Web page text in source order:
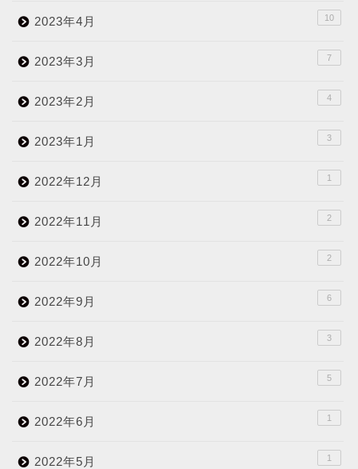
2023年4月 10
2023年3月 7
2023年2月 4
2023年1月 3
2022年12月 1
2022年11月 2
2022年10月 2
2022年9月 6
2022年8月 3
2022年7月 5
2022年6月 1
2022年5月 1